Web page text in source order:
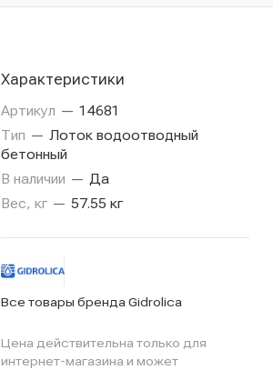
Характеристики
Артикул — 14681
Тип — Лоток водоотводный
бетонный
В наличии — Да
Вес, кг — 57.55 кг
Все товары бренда Gidrolica
Цена действительна только для
интернет-магазина и может